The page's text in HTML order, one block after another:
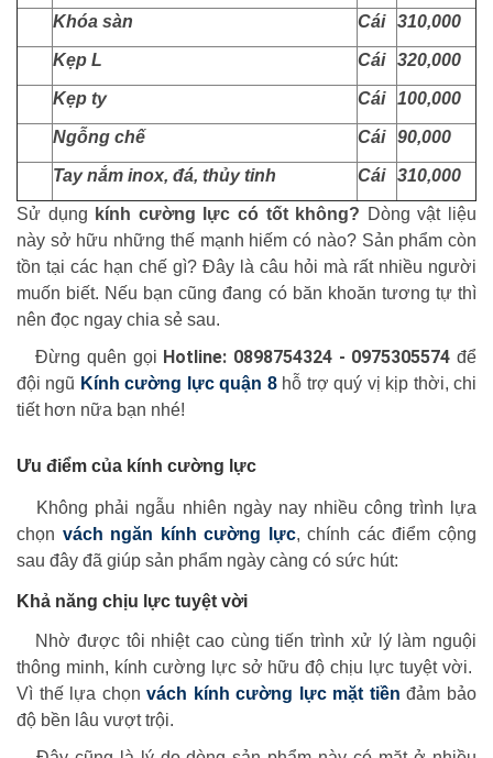
Khóa sàn Cái 310,000
Kẹp L Cái 320,000
Kẹp ty Cái 100,000
Ngỗng chế Cái 90,000
Tay nắm inox, đá, thủy tinh Cái 310,000
Sử dụng kính cường lực có tốt không? Dòng vật liệu
này sở hữu những thế mạnh hiếm có nào? Sản phẩm còn
tồn tại các hạn chế gì? Đây là câu hỏi mà rất nhiều người
muốn biết. Nếu bạn cũng đang có băn khoăn tương tự thì
nên đọc ngay chia sẻ sau.
Đừng quên gọi Hotline: 0898754324 - 0975305574 để
đội ngũ Kính cường lực quận 8hỗ trợ quý vị kịp thời, chi
tiết hơn nữa bạn nhé!
Ưu điểm của kính cường lực
Không phải ngẫu nhiên ngày nay nhiều công trình lựa
chọn vách ngăn kính cường lực, chính các điểm cộng
sau đây đã giúp sản phẩm ngày càng có sức hút:
Khả năng chịu lực tuyệt vời
Nhờ được tôi nhiệt cao cùng tiến trình xử lý làm nguội
thông minh, kính cường lực sở hữu độ chịu lực tuyệt vời.
Vì thế lựa chọnvách kính cường lực mặt tiền đảm bảo
độ bền lâu vượt trội.